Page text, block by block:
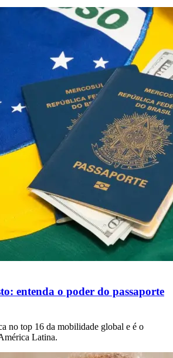
entenda o poder do passaporte
no top 16 da mobilidade global e é o
Latina.